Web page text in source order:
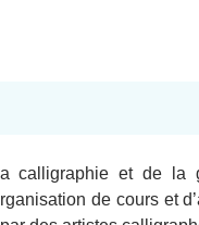
calligraphie et de la
de cours et